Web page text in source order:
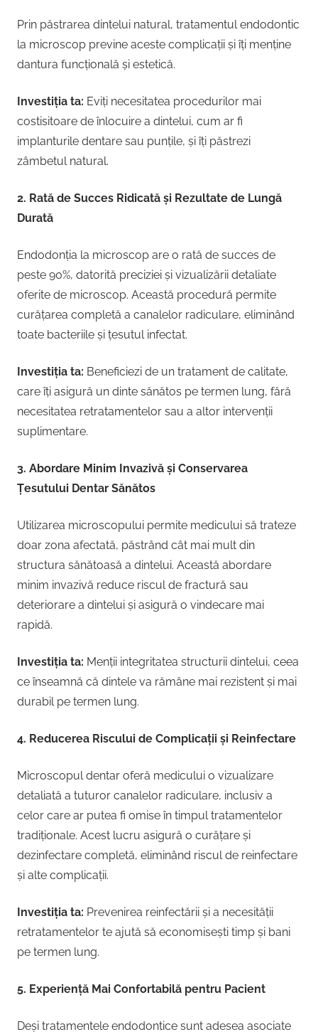
Prin păstrarea dintelui natural, tratamentul endodontic
la microscop previne aceste complicații și îți menține
dantura funcțională și estetică.
Investiția ta: Eviți necesitatea procedurilor mai
costisitoare de înlocuire a dintelui, cum ar fi
implanturile dentare sau punțile, și îți păstrezi
zâmbetul natural.
2. Rată de Succes Ridicată și Rezultate de Lungă
Durată
Endodonția la microscop are o rată de succes de
peste 90%, datorită preciziei și vizualizării detaliate
oferite de microscop. Această procedură permite
curățarea completă a canalelor radiculare, eliminând
toate bacteriile și țesutul infectat.
Investiția ta: Beneficiezi de un tratament de calitate,
care îți asigură un dinte sănătos pe termen lung, fără
necesitatea retratamentelor sau a altor intervenții
suplimentare.
3. Abordare Minim Invazivă și Conservarea
Țesutului Dentar Sănătos
Utilizarea microscopului permite medicului să trateze
doar zona afectată, păstrând cât mai mult din
structura sănătoasă a dintelui. Această abordare
minim invazivă reduce riscul de fractură sau
deteriorare a dintelui și asigură o vindecare mai
rapidă.
Investiția ta: Menții integritatea structurii dintelui, ceea
ce înseamnă că dintele va rămâne mai rezistent și mai
durabil pe termen lung.
4. Reducerea Riscului de Complicații și Reinfectare
Microscopul dentar oferă medicului o vizualizare
detaliată a tuturor canalelor radiculare, inclusiv a
celor care ar putea fi omise în timpul tratamentelor
tradiționale. Acest lucru asigură o curățare și
dezinfectare completă, eliminând riscul de reinfectare
și alte complicații.
Investiția ta: Prevenirea reinfectării și a necesității
retratamentelor te ajută să economisești timp și bani
pe termen lung.
5. Experiență Mai Confortabilă pentru Pacient
Deși tratamentele endodontice sunt adesea asociate